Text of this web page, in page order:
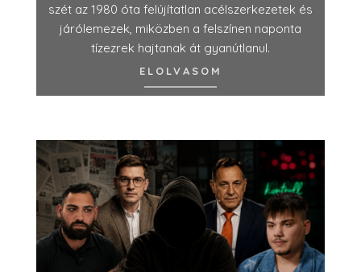
szét az 1980 óta felújítatlan acélszerkezetek és
járólemezek, miközben a felszínen naponta
tízezrek hajtanak át gyanútlanul.
ELOLVASOM